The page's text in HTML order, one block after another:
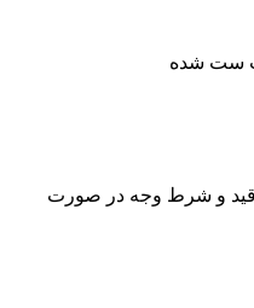
و شرط وجه در صورت